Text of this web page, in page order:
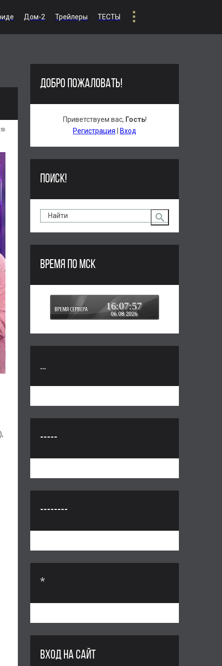
Дом-2 Трейлеры ТЕСТЫ
ДОБРО ПОЖАЛОВАТЬ!
Приветствуем вас, Гость!
Регистрация
Вход
ПОИСК!
ВРЕМЯ ПО МСК
16:07:58
06.08.2026
...
-----
--------
*
ВХОД НА САЙТ